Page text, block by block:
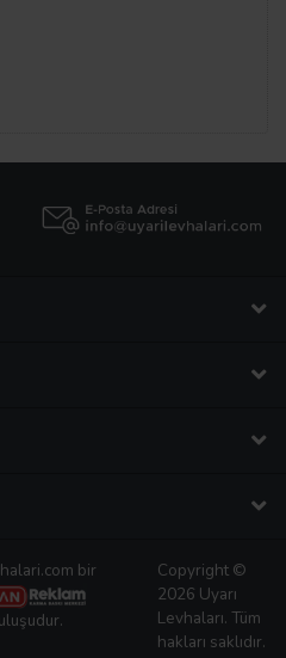
bir
Copyright ©
2026 Uyarı
Levhaları. Tüm
hakları saklıdır.